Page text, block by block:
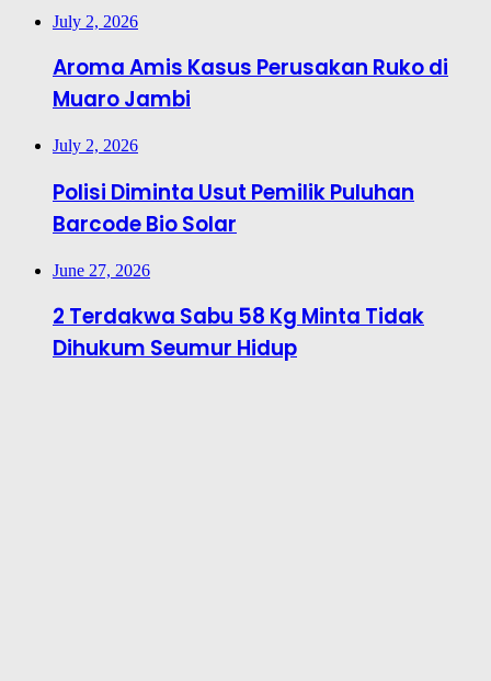
July 2, 2026
Aroma Amis Kasus Perusakan Ruko di
Muaro Jambi
July 2, 2026
Polisi Diminta Usut Pemilik Puluhan
Barcode Bio Solar
June 27, 2026
2 Terdakwa Sabu 58 Kg Minta Tidak
Dihukum Seumur Hidup